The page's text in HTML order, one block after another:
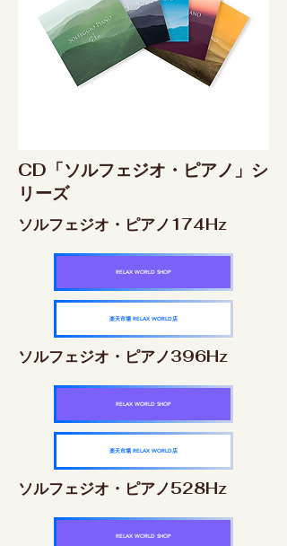
CD「ソルフェジオ・ピアノ」シ
リーズ
ソルフェジオ・ピアノ174Hz
RELAX WORLD SHOP
楽天市場 RELAX WORLD店
ソルフェジオ・ピアノ396Hz
RELAX WORLD SHOP
楽天市場 RELAX WORLD店
ソルフェジオ・ピアノ528Hz
RELAX WORLD SHOP